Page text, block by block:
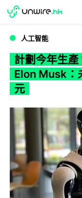
WWDC 2026
人工智能
計劃今年生
Elon Musk：
元